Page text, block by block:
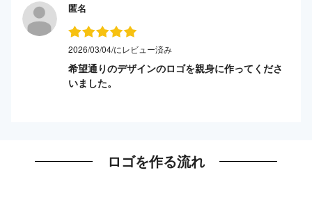
匿名
2026/03/04/にレビュー済み
希望通りのデザインのロゴを親身に作ってくださ
いました。
ロゴを作る流れ